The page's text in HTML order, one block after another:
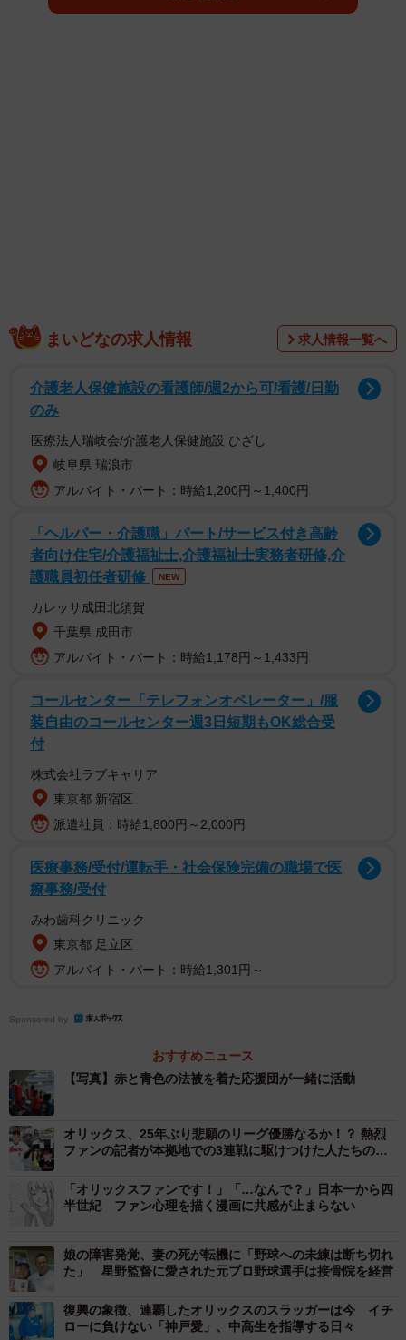
「神戸蒼誠会（そうせいかい）」。紅牛會初代会長の和田
涙の合併、そして団結
合併反対のデモ行進をするなどし、和田さんらも球場で署
名活動を行うなどして奔走した。
「正直、思い出したくもない。精神的にも体力的にも厳し
かった」
反発もむなしく、9月に悲劇が現実になった。その月の27
日、ブルーウェーブと近鉄による最終試合がYahoo!BBスタ
ジアム（現在のほっともっとフィールド神戸）で行われ
た。名残を惜しむファンがつめかけ、球場外にまで人があ
ふれた。試合後も両チームのファンは往年を懐かしみ、応
援団を囲んで涙ながらに応援歌を歌い続けた。そんな中、
バーのもとへ和田さんが近づいた。青波連には後藤さんも
いた。両応援団は以前から親交があったため、自然と「ま
た連絡を取りましょう」という約束をした。
それでも「応援するチームがなくなったショックは相当な
球を観ることすらやめた人もいた。後藤さんも「抜け殻の
の場を持つことに。互いに愛するチームを失った悲しみを
分かち合い、一緒に活動しようと誓った。和田さんのもと
に、お世話になっていた共通の知人を介して仰木彬さんか
ら「活動を続けてほしい」と言われたことも原動力になっ
た。着用する法被は元のチームの色（赤と青）のまま、そ
れぞれ活動することに。「それぞれ背負ってきたものを大
切にしよう」という思いだった。ブルーウェーブ側は「神
戸蒼誠会」になり、新体制が発足した。
名曲「丑男～COW BOY～」誕生秘話
05年の開幕にあたって和田さんが作った選手別応援歌は、
まいどなの求人情報 求人情報一覧へ
介護老人保健施設の看護師/週2から可/看護/日勤
のみ
医療法人瑞岐会/介護老人保健施設 ひざし
岐阜県 瑞浪市
アルバイト・パート：時給1,200円～1,400円
「ヘルパー・介護職」パート/サービス付き高齢
者向け住宅/介護福祉士,介護福祉士実務者研修,介
護職員初任者研修
NEW
カレッサ成田北須賀
千葉県 成田市
アルバイト・パート：時給1,178円～1,433円
コールセンター「テレフォンオペレーター」/服
装自由のコールセンター週3日短期もOK総合受
付
株式会社ラブキャリア
東京都 新宿区
派遣社員：時給1,800円～2,000円
医療事務/受付/運転手・社会保険完備の職場で医
療事務/受付
みわ歯科クリニック
東京都 足立区
アルバイト・パート：時給1,301円～
Sponsored by
おすすめニュース
【写真】赤と青色の法被を着た応援団が一緒に活動
オリックス、25年ぶり悲願のリーグ優勝なるか！？ 熱烈
ファンの記者が本拠地での3連戦に駆けつけた人たちの熱
「オリックスファンです！」「…なんで？」日本一から四
半世紀 ファン心理を描く漫画に共感が止まらない
娘の障害発覚、妻の死が転機に「野球への未練は断ち切れ
た」 星野監督に愛された元プロ野球選手は接骨院を経営
復興の象徴、連覇したオリックスのスラッガーは今 イチ
ローに負けない「神戸愛」、中高生を指導する日々